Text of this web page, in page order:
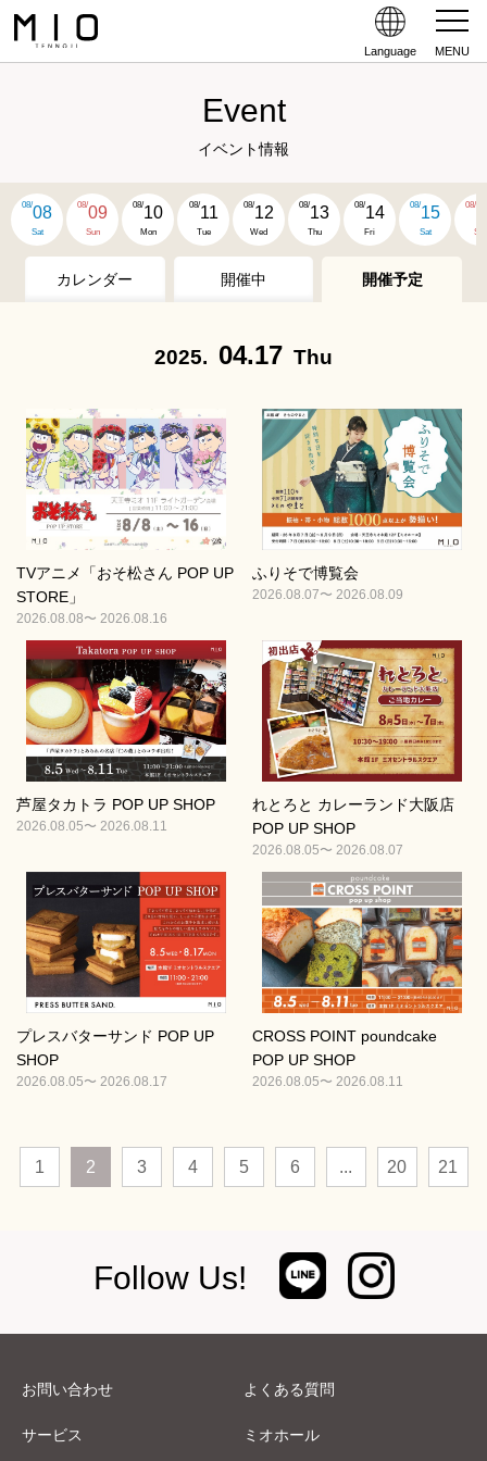
Language MENU
Event
イベント情報
08/08
Sat
08/09
Sun
08/10
Mon
08/11
Tue
08/12
Wed
08/13
Thu
08/14
Fri
08/15
Sat
08/
Sun
カレンダー 開催中 開催予定
2025. 04.17 Thu
TVアニメ「おそ松さん POP UP
STORE」
2026.08.08〜 2026.08.16
ふりそで博覧会
2026.08.07〜 2026.08.09
芦屋タカトラ POP UP SHOP
2026.08.05〜 2026.08.11
れとろと カレーランド大阪店
POP UP SHOP
2026.08.05〜 2026.08.07
プレスバターサンド POP UP
SHOP
2026.08.05〜 2026.08.17
CROSS POINT poundcake
POP UP SHOP
2026.08.05〜 2026.08.11
1 2 3 4 5 6 ... 20 21
Follow Us!
お問い合わせ よくある質問
サービス ミオホール